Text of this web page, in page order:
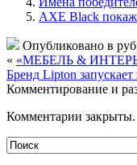
AXE Black
Опубликовано в
« «МЕБЕЛЬ &
Бренд Lipton
Комментирование и
Комментарии закрыты.